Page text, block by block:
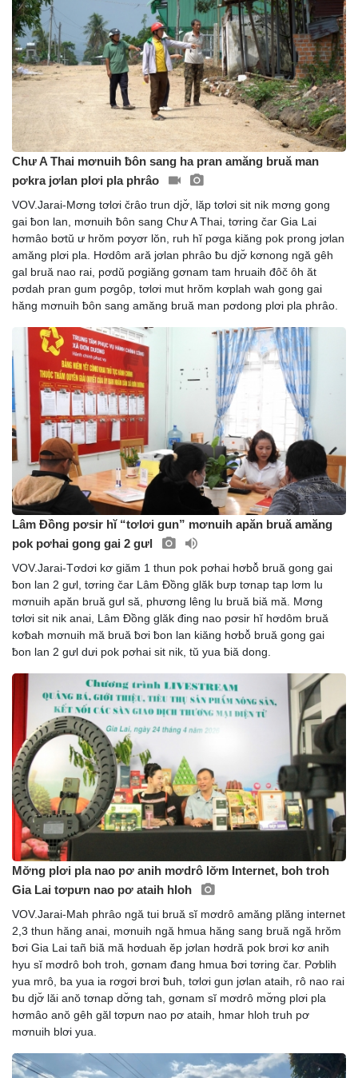
Chư A Thai mơnuih ƀôn sang ha pran amăng bruă man
pơkra jơlan plơi pla phrâo
VOV.Jarai-Mơng tơlơi črâo trun djơ̆, lăp tơlơi sit nik mơng gong
gai ƀon lan, mơnuih ƀôn sang Chư A Thai, tơring čar Gia Lai
hơmâo bơtŭ ư hrŏm pơyơr lŏn, ruh hĭ pơga kiăng pok prong jơlan
amăng plơi pla. Hơdôm ară jơlan phrâo ƀu djơ̆ kơnong ngă gêh
gal bruă nao rai, pơdŭ pơgiăng gơnam tam hruaih đôč ôh ăt
pơdah pran gum pơgôp, tơlơi mut hrŏm kơplah wah gong gai
hăng mơnuih ƀôn sang amăng bruă man pơdong plơi pla phrâo.
Lâm Đồng pơsir hĭ “tơlơi gun” mơnuih apăn bruă amăng
pok pơhai gong gai 2 gưl
VOV.Jarai-Tơdơi kơ giăm 1 thun pok pơhai hơbô̆ bruă gong gai
ƀon lan 2 gưl, tơring čar Lâm Đồng glăk bưp tơnap tap lơm lu
mơnuih apăn bruă gưl să, phương lêng lu bruă biă mă. Mơng
tơlơi sit nik anai, Lâm Đồng glăk đing nao pơsir hĭ hơdôm bruă
kơƀah mơnuih mă bruă ƀơi ƀon lan kiăng hơbô̆ bruă gong gai
ƀon lan 2 gưl dưi pok pơhai sit nik, tŭ yua ƀiă dong.
Mơ̆ng plơi pla nao pơ anih mơdrô lơ̆m Internet, boh troh
Gia Lai tơpưn nao pơ ataih hloh
VOV.Jarai-Mah phrâo ngă tui bruă sĭ mơdrô amăng plăng internet
2,3 thun hăng anai, mơnuih ngă hmua hăng sang bruă ngă hrŏm
ƀơi Gia Lai tañ biă mă hơduah ĕp jơlan hơdră pok brơi kơ anih
hyu sĭ mơdrô boh troh, gơnam đang hmua ƀơi tơring čar. Pơblih
yua mrô, ba yua ia rơgơi brơi ƀuh, tơlơi gun jơlan ataih, rô nao rai
ƀu djơ̆ lăi anŏ tơnap dơ̆ng tah, gơnam sĭ mơdrô mơ̆ng plơi pla
hơmâo anŏ gêh găl tơpưn nao pơ ataih, hmar hloh truh pơ
mơnuih blơi yua.